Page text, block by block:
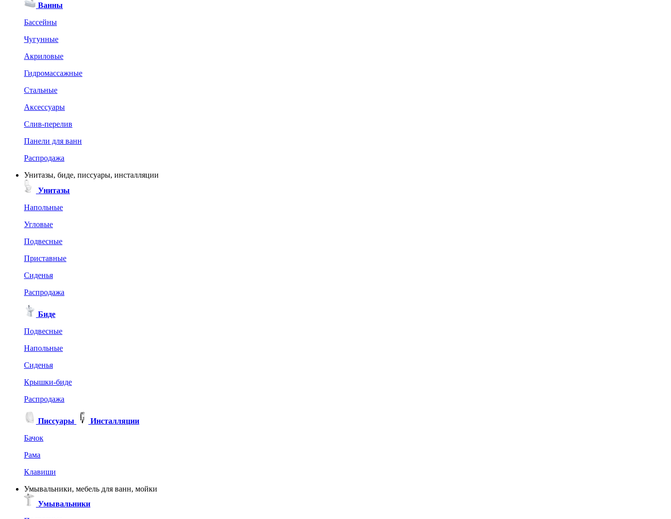
Ванны
Бассейны
Чугунные
Акриловые
Гидромассажные
Стальные
Аксессуары
Слив-перелив
Панели для ванн
Распродажа
Унитазы, биде, писсуары, инсталляции
Унитазы
Напольные
Угловые
Подвесные
Приставные
Сиденья
Распродажа
Биде
Подвесные
Напольные
Сиденья
Крышки-биде
Распродажа
Писсуары
Инсталляции
Бачок
Рама
Клавиши
Умывальники, мебель для ванн, мойки
Умывальники